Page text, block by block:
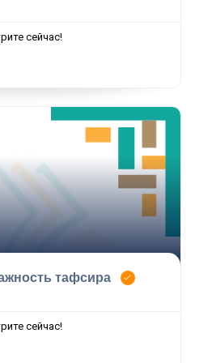
сейчас!
тафсира
сейчас!